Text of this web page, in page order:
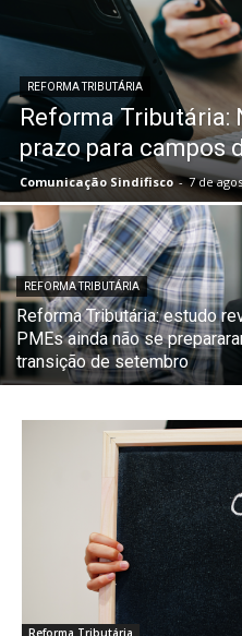
REFORMA TRIBUTÁRIA
Reforma Tributária:
prazo para campos
Comunicação Sindifisco - 7 de
REFORMA TRIBUTÁRIA
Reforma Tributária: estudo
PMEs ainda não se
transição de setembro
Reforma Tributária